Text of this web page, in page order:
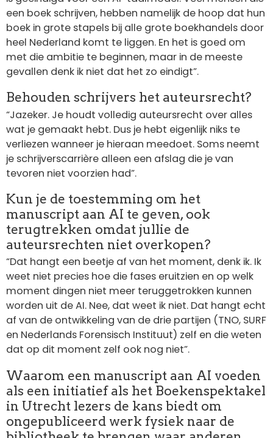
een boek schrijven, hebben namelijk de hoop dat hun
boek in grote stapels bij alle grote boekhandels door
heel Nederland komt te liggen. En het is goed om
met die ambitie te beginnen, maar in de meeste
gevallen denk ik niet dat het zo eindigt”.
Behouden schrijvers het auteursrecht?
“Jazeker. Je houdt volledig auteursrecht over alles
wat je gemaakt hebt. Dus je hebt eigenlijk niks te
verliezen wanneer je hieraan meedoet. Soms neemt
je schrijverscarrière alleen een afslag die je van
tevoren niet voorzien had”.
Kun je de toestemming om het
manuscript aan AI te geven, ook
terugtrekken omdat jullie de
auteursrechten niet overkopen?
“Dat hangt een beetje af van het moment, denk ik. Ik
weet niet precies hoe die fases eruitzien en op welk
moment dingen niet meer teruggetrokken kunnen
worden uit de AI. Nee, dat weet ik niet. Dat hangt echt
af van de ontwikkeling van de drie partijen (TNO, SURF
en Nederlands Forensisch Instituut) zelf en die weten
dat op dit moment zelf ook nog niet”.
Waarom een manuscript aan AI voeden
als een initiatief als het Boekenspektakel
in Utrecht lezers de kans biedt om
ongepubliceerd werk fysiek naar de